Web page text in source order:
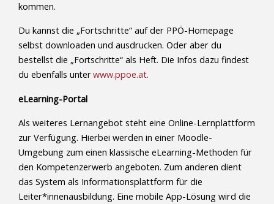
kommen.
Du kannst die „Fortschritte“ auf der PPÖ-Homepage
selbst downloaden und ausdrucken. Oder aber du
bestellst die „Fortschritte“ als Heft. Die Infos dazu findest
du ebenfalls unterwww.ppoe.at.
eLearning-Portal
Als weiteres Lernangebot steht eine Online-Lernplattform
zur Verfügung. Hierbei werden in einer Moodle-
Umgebung zum einen klassische eLearning-Methoden für
den Kompetenzerwerb angeboten. Zum anderen dient
das System als Informationsplattform für die
Leiter*innenausbildung. Eine mobile App-Lösung wird die